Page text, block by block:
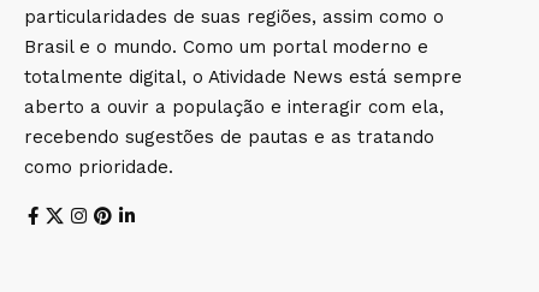
particularidades de suas regiões, assim como o
Brasil e o mundo. Como um portal moderno e
totalmente digital, o Atividade News está sempre
aberto a ouvir a população e interagir com ela,
recebendo sugestões de pautas e as tratando
como prioridade.